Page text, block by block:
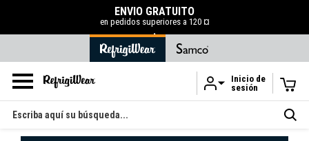
Ir al contenido principal
ENVÍO GRATUITO
en pedidos superiores a 120 ¤
.
Inicio de
sesión
Buscar
en